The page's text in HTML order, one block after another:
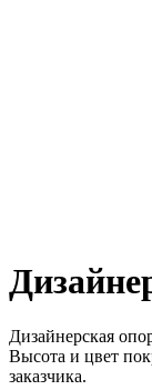
Дизайнерская
Высота и цвет
заказчика.